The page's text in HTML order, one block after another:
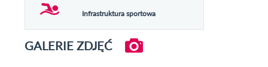
Infrastruktura sportowa
GALERIE ZDJĘĆ